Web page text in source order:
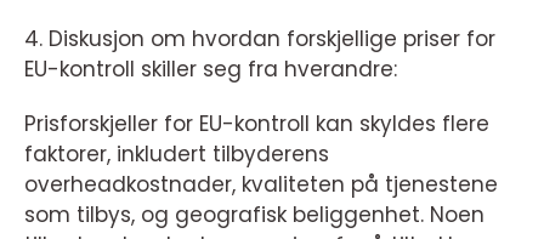
4. Diskusjon om hvordan forskjellige priser for
EU-kontroll skiller seg fra hverandre:
Prisforskjeller for EU-kontroll kan skyldes flere
faktorer, inkludert tilbyderens
overheadkostnader, kvaliteten på tjenestene
som tilbys, og geografisk beliggenhet. Noen